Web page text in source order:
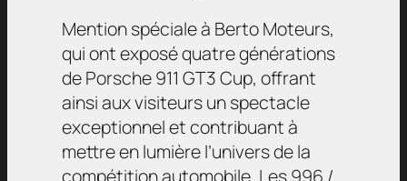
Mention spéciale à Berto Moteurs,
qui ont exposé quatre générations
de Porsche 911 GT3 Cup, offrant
ainsi aux visiteurs un spectacle
exceptionnel et contribuant à
mettre en lumière l’univers de la
compétition automobile. Les 996 /